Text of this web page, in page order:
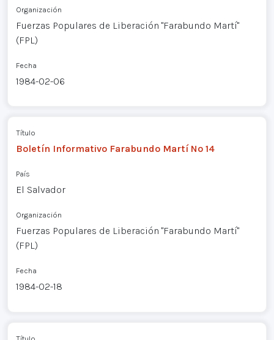
Organización
Fuerzas Populares de Liberación "Farabundo Martí"
(FPL)
Fecha
1984-02-06
Título
Boletín Informativo Farabundo Martí Nº 14
País
El Salvador
Organización
Fuerzas Populares de Liberación "Farabundo Martí"
(FPL)
Fecha
1984-02-18